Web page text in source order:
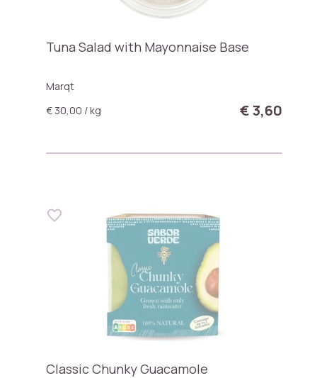
Tuna Salad with Mayonnaise Base
Marqt
€ 30,00 / kg
€ 3,60
Classic Chunky Guacamole